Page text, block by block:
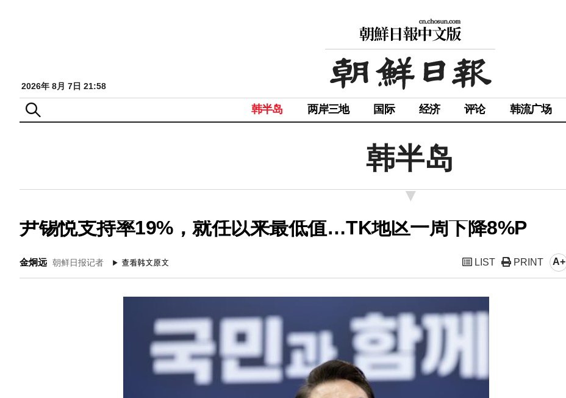
2026年 8月 7日 21:58
韩半岛 两岸三地 国际 经济 评论 韩流广场
韩半岛
尹锡悦支持率19%，就任以来最低值…TK地区一周下降8%P
金炯远 朝鲜日报记者 LIST PRINT A+